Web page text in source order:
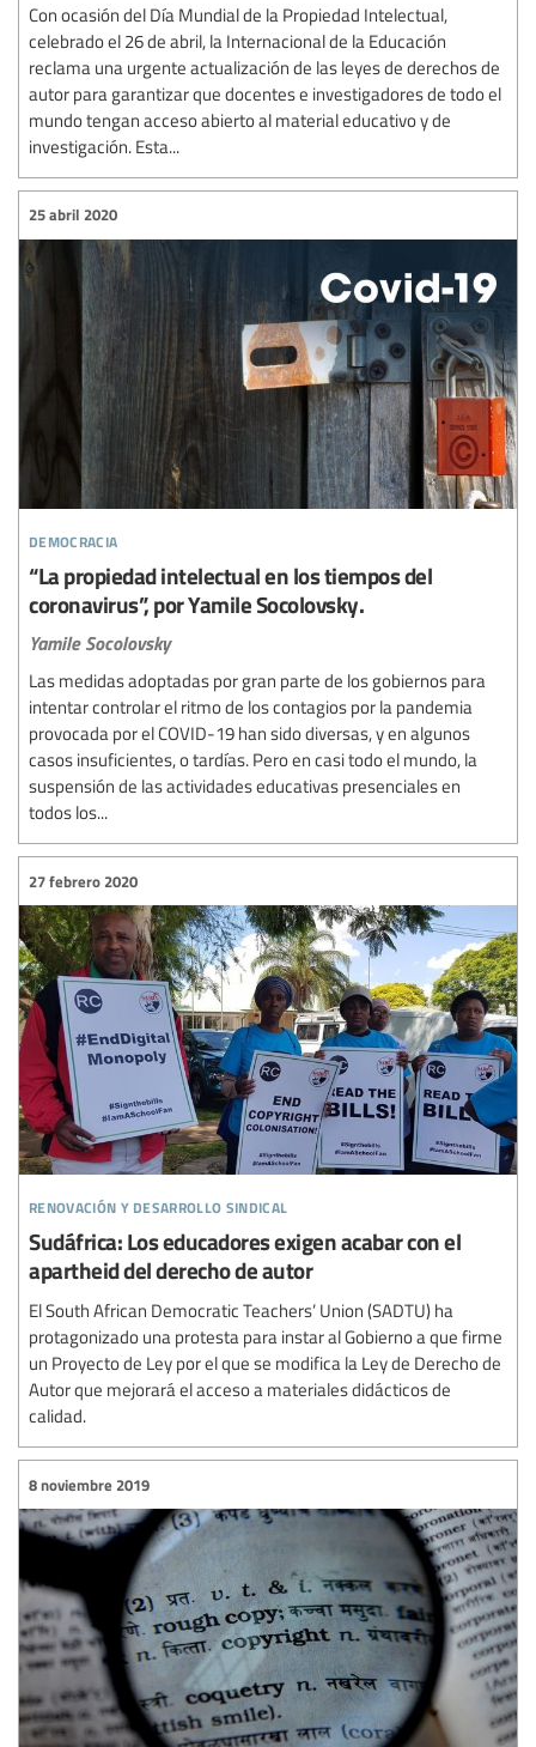
Con ocasión del Día Mundial de la Propiedad Intelectual,
celebrado el 26 de abril, la Internacional de la Educación
reclama una urgente actualización de las leyes de derechos de
autor para garantizar que docentes e investigadores de todo el
mundo tengan acceso abierto al material educativo y de
investigación. Esta...
democracia
25 abril 2020
“La propiedad intelectual en los tiempos del
coronavirus”, por Yamile Socolovsky.
Yamile Socolovsky
Las medidas adoptadas por gran parte de los gobiernos para
intentar controlar el ritmo de los contagios por la pandemia
provocada por el COVID-19 han sido diversas, y en algunos
casos insuficientes, o tardías. Pero en casi todo el mundo, la
suspensión de las actividades educativas presenciales en
todos los...
renovación y desarrollo sindical
27 febrero 2020
Sudáfrica: Los educadores exigen acabar con el
apartheid del derecho de autor
El South African Democratic Teachers’ Union (SADTU) ha
protagonizado una protesta para instar al Gobierno a que firme
un Proyecto de Ley por el que se modifica la Ley de Derecho de
Autor que mejorará el acceso a materiales didácticos de
calidad.
8 noviembre 2019